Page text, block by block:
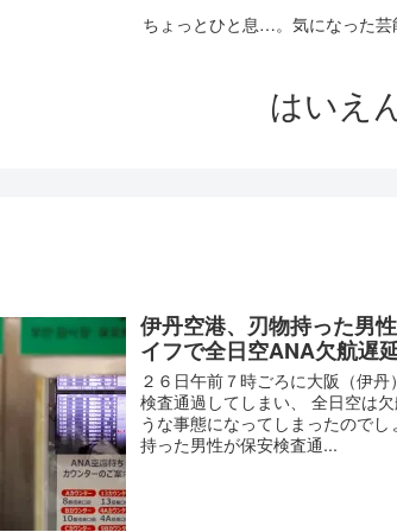
ちょっとひと息…。気になった
はいえ
伊丹空港、刃物持った男
イフで全日空ANA欠航遅
２６日午前７時ごろに大阪（伊
検査通過してしまい、 全日空は
うな事態になってしまったので
持った男性が保安検査通...